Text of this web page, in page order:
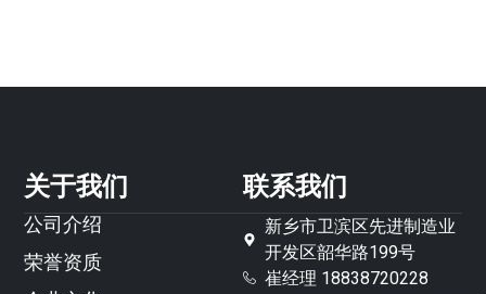
关于我们
公司介绍
荣誉资质
联系我们
新乡市卫滨区先进制造业
开发区韶华路199号
崔经理 18838720228